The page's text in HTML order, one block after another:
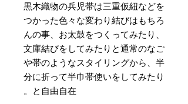
黒木織物の兵児帯は三重仮紐などを
つかった色々な変わり結びはもちろ
んの事、お太鼓をつくってみたり、
文庫結びをしてみたりと通常のなご
や帯のようなスタイリングから、半
分に折って半巾帯使いをしてみたり
と自由自在。